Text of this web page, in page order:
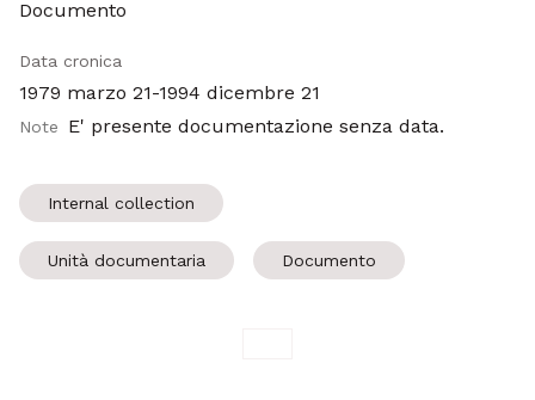
Documento
Data cronica
1979 marzo 21-1994 dicembre 21
Note E' presente documentazione senza data.
Internal collection
Unità documentaria Documento